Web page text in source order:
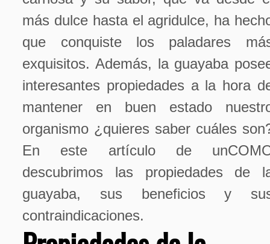
más dulce hasta el agridulce, ha
que conquiste los paladares
exquisitos. Además, la guayaba
interesantes propiedades a la hora
mantener en buen estado
organismo ¿quieres saber cuáles
En este artículo de
descubrimos las propiedades de
guayaba, sus beneficios y
contraindicaciones.